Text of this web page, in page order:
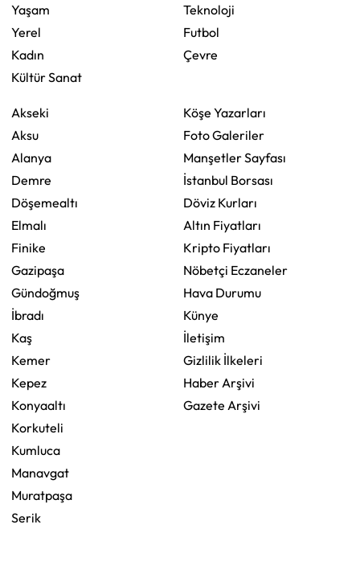
Yaşam
Yerel
Kadın
Kültür Sanat
Teknoloji
Futbol
Çevre
Akseki
Aksu
Alanya
Demre
Döşemealtı
Elmalı
Finike
Gazipaşa
Gündoğmuş
İbradı
Kaş
Kemer
Kepez
Konyaaltı
Korkuteli
Kumluca
Manavgat
Muratpaşa
Serik
Köşe Yazarları
Foto Galeriler
Manşetler Sayfası
İstanbul Borsası
Döviz Kurları
Altın Fiyatları
Kripto Fiyatları
Nöbetçi Eczaneler
Hava Durumu
Künye
İletişim
Gizlilik İlkeleri
Haber Arşivi
Gazete Arşivi